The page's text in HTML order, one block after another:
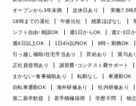
オープンから3年未満
定休日あり 実働7.5時
18時までの退社
午後出社 残業ほぼなし
シフト自由・相談OK
週1日からOK
週2・3日
週4日以上OK
1日4h以内OK 9時～勤務OK
引っ越し補助/住宅手当あり
昇給あり 賞与あ
正社員登用あり
講習費・コンテスト費サポート
まかない・食事補助あり
転勤なし 車通勤OK
自転車通勤OK
海外研修あり 社内研修あり
第二新卒歓迎
若手積極採用 学歴不問
独